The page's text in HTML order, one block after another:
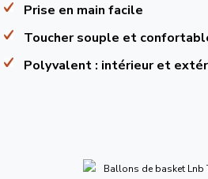
Prise en main facile
Toucher souple et
Polyvalent : intérieur et